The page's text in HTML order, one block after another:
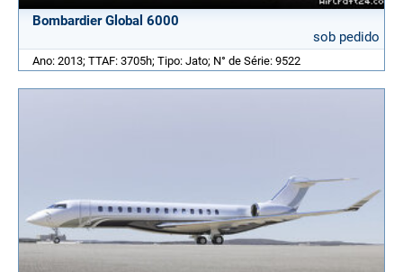
Bombardier Global 6000
sob pedido
Ano: 2013; TTAF: 3705h; Tipo: Jato; N° de Série: 9522